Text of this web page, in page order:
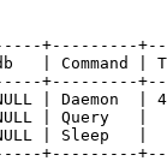
+---------
|
+---------
| Daemon
| Query
|
+---------